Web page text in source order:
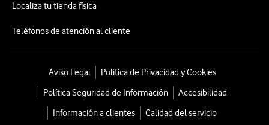
Localiza tu tienda física
Teléfonos de atención al cliente
Aviso Legal
Política de Privacidad y Cookies
Política Seguridad de Información
Accesibilidad
Información a clientes
Calidad del servicio